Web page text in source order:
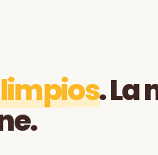
. La